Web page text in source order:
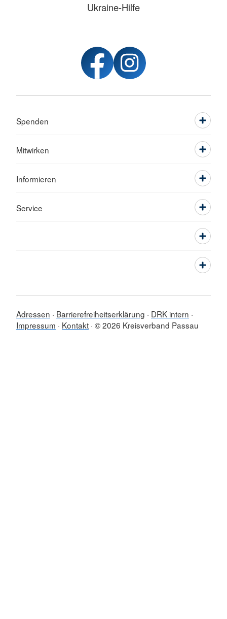
Ukraine-Hilfe
Spenden
Mitwirken
Informieren
Service
Adressen Barrierefreiheitserklärung
DRK intern
Impressum
Kontakt © 2026 Kreisverband Passau